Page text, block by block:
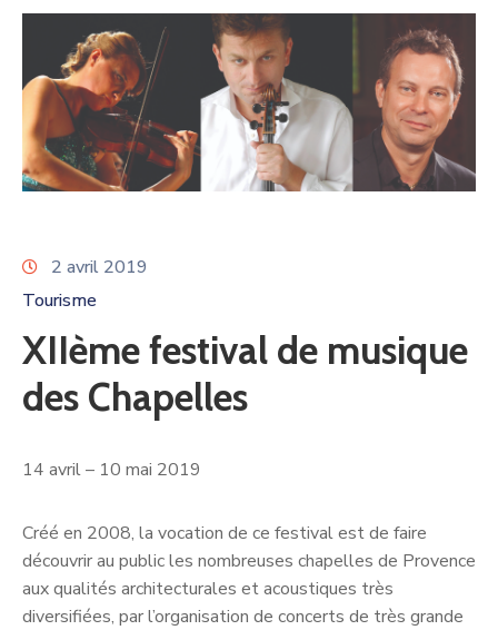
2 avril 2019
Tourisme
XIIème festival de musique
des Chapelles
14 avril – 10 mai 2019
Créé en 2008, la vocation de ce festival est de faire
découvrir au public les nombreuses chapelles de Provence
aux qualités architecturales et acoustiques très
diversifiées, par l’organisation de concerts de très grande